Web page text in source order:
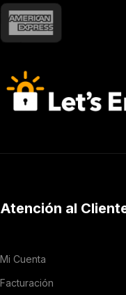
Atención al
Mi Cuenta
Facturación